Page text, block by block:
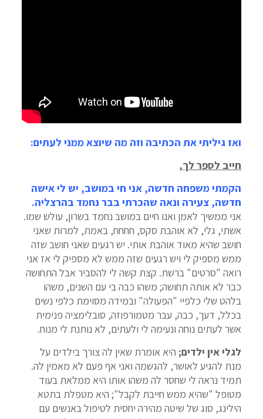
ואז גיליתי את הכתיבה וזה מה שיוצא ממני לעתים:
חייב לספר לך,
הקמתי משפחה חדשה, אני חי במושב, יש לי אישה
חדשה, צעירה ונאה שהכרתי בבר נחמד בהרצליה.
אני ממשיך לאמן ואנו חיים במושב נחמד בשרון, עולש שמו.
אשתי, גלי, לא אוהבת סקס, חחחח, באמת, למרות שאני
חושב שהיא מאוד אוהבת אותי. יש רגעים שאני חושב שזה
ממש מספיק לי ויש רגעים שזה ממש לא מספיק לי אז אני
רואה "סרטים" ברשת. קצת קשה לי להסביר אבל התחושה
כבר לא אותה תחושה; משהו כבה בי עם השנים, משהו
בלהט שלי כלפיי "הפעולה" ובמידה מסוימת כלפי נשים
בכלל, דעך, כבה, עבר מטמורפוזה, סובלימציה פנימית
אשר לעתים נוחה ונעימה לי ולעתים, לא נותנת לי מנוח.
לגלי אין ילדים; היא אומרת שאין לה צורך בילדים על
מנת להגיע לאושר, להגשמה ואני אף פעם לא מאמין לה.
תמיד נראה לי שחסר לה משהו אותו היא ממלאת בעוד
מטופל "שהיא ממש חייבת לקבל"; היא מטפלת בתטא
הילינג, סוג של שיטה מהירה יחסית לטיפול באנשים עם